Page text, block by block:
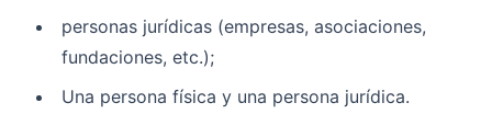
personas jurídicas (empresas, asociaciones,
fundaciones, etc.);
Una persona física y una persona jurídica.